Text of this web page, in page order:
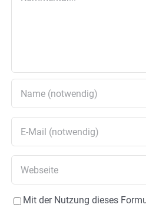
Mit der Nutzung dieses